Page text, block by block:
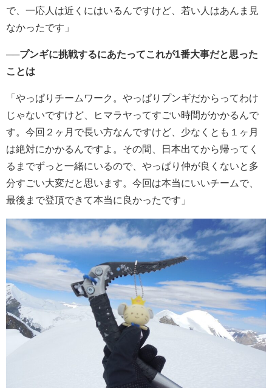
で、一応人は近くにはいるんですけど、若い人はあんま見
なかったです」
──プンギに挑戦するにあたってこれが1番大事だと思った
ことは
「やっぱりチームワーク。やっぱりプンギだからってわけ
じゃないですけど、ヒマラヤってすごい時間がかかるんで
す。今回２ヶ月で長い方なんですけど、少なくとも１ヶ月
は絶対にかかるんですよ。その間、日本出てから帰ってく
るまでずっと一緒にいるので、やっぱり仲が良くないと多
分すごい大変だと思います。今回は本当にいいチームで、
最後まで登頂できて本当に良かったです」